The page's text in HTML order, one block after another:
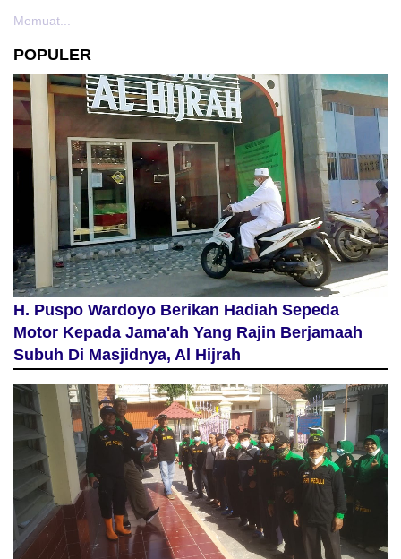
Memuat...
POPULER
H. Puspo Wardoyo Berikan Hadiah Sepeda
Motor Kepada Jama'ah Yang Rajin Berjamaah
Subuh Di Masjidnya, Al Hijrah